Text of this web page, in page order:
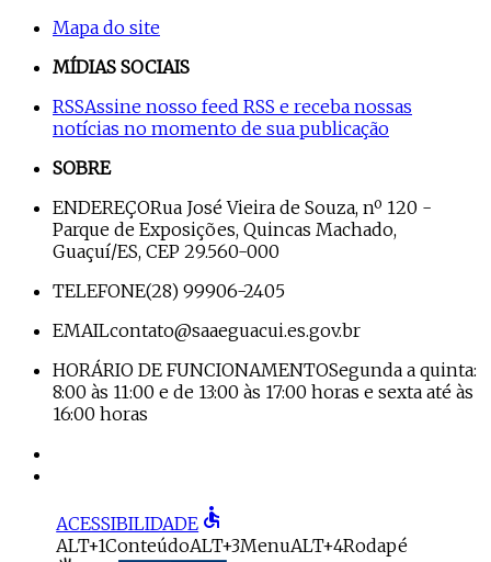
Mapa do site
MÍDIAS SOCIAIS
RSSAssine nosso feed RSS e receba nossas
notícias no momento de sua publicação
SOBRE
ENDEREÇORua José Vieira de Souza, nº 120 -
Parque de Exposições, Quincas Machado,
Guaçuí/ES, CEP 29.560-000
TELEFONE(28) 99906-2405
EMAILcontato@saaeguacui.es.gov.br
HORÁRIO DE FUNCIONAMENTOSegunda a quinta:
8:00 às 11:00 e de 13:00 às 17:00 horas e sexta até às
16:00 horas
ACESSIBILIDADE accessible
ALT+1ConteúdoALT+3MenuALT+4Rodapé